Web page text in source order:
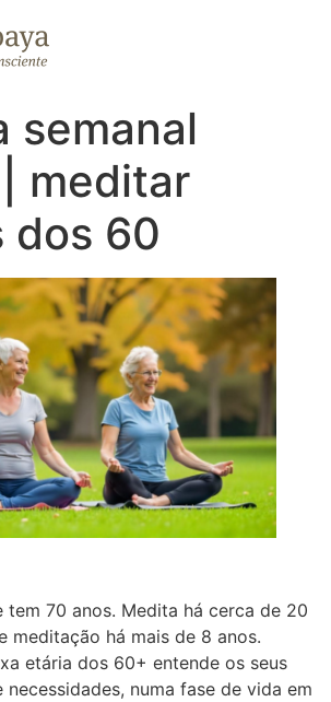
semanal
meditar
dos 60
tem 70 anos. Medita há cerca de 20
meditação há mais de 8 anos.
etária dos 60+ entende os seus
necessidades, numa fase de vida em